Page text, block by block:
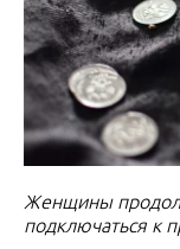
Женщины
подключаться к